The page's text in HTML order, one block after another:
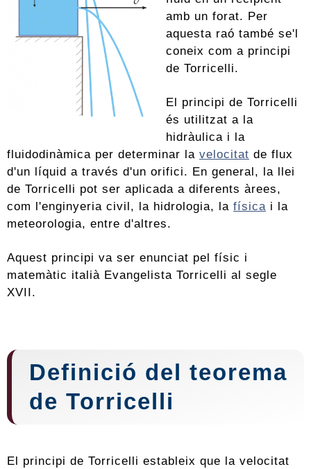
amb un forat. Per
aquesta raó també se'l
coneix com a principi
de Torricelli.
El principi de Torricelli
és utilitzat a la
hidràulica i la
fluidodinàmica per determinar la velocitat de flux
d'un líquid a través d'un orifici. En general, la llei
de Torricelli pot ser aplicada a diferents àrees,
com l'enginyeria civil, la hidrologia, la física i la
meteorologia, entre d'altres.
Aquest principi va ser enunciat pel físic i
matemàtic italià Evangelista Torricelli al segle
XVII.
Definició del teorema
de Torricelli
El principi de Torricelli estableix que la velocitat